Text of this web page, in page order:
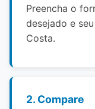
Preencha o
desejado e
Costa.
2. Compare